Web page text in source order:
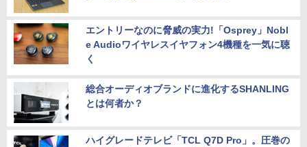
エントリーなのに脅威の実力!「Osprey」Nobl
e Audioワイヤレスイヤフォン4機種を一気に聴
く
総合オーディオブランドに進化するSHANLING
とは何者か？
ハイグレードテレビ「TCL Q7D Pro」。圧巻の